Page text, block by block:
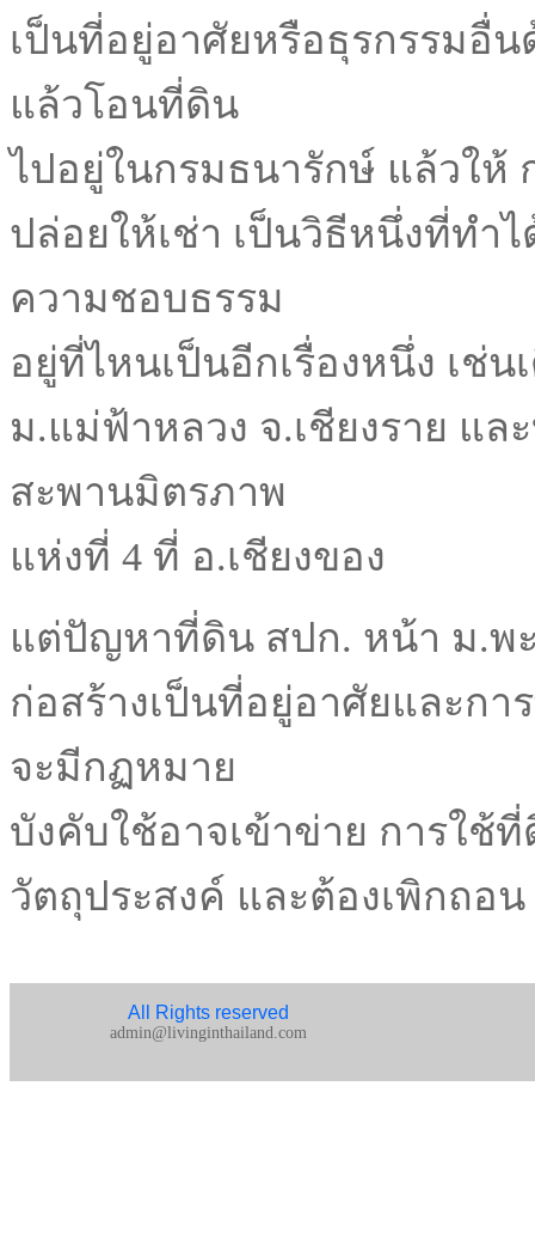
เป็นที่อยู่อาศัยหรือธุรกรรมอื่น
แล้วโอนที่ดิน
ไปอยู่ในกรมธนารักษ์ แล้วให้
ปล่อยให้เช่า เป็นวิธีหนึ่งที่ทำ
ความชอบธรรม
อยู่ที่ไหนเป็นอีกเรื่องหนึ่ง เช่น
ม.แม่ฟ้าหลวง จ.เชียงราย แล
สะพานมิตรภาพ
แห่งที่ 4 ที่ อ.เชียงของ
แต่ปัญหาที่ดิน สปก. หน้า ม.พ
ก่อสร้างเป็นที่อยู่อาศัยและก
จะมีกฏหมาย
บังคับใช้อาจเข้าข่าย การใช้
วัตถุประสงค์ และต้องเพิกถอน
All Rights reserved
admin@livinginthailand.com